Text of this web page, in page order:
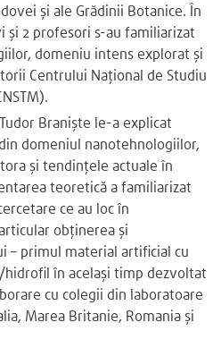
și ale Grădinii Botanice. În
și 2 profesori s-au familiarizat
domeniu intens explorat și
Centrului Național de Studiu
Braniște le-a explicat
domeniul nanotehnologiilor,
și tendințele actuale în
teoretică a familiarizat
ce au loc în
obținerea și
– primul material artificial cu
în același timp dezvoltat
cu colegii din laboratoare
Marea Britanie, Romania și